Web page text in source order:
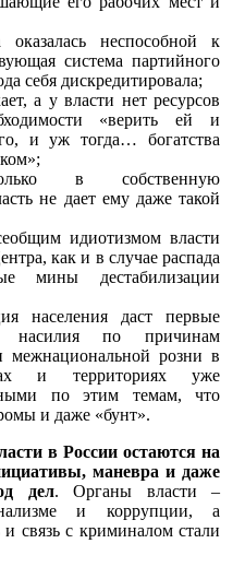
оказалась неспособной к
система партийного
себя дискредитировала;
а у власти нет ресурсов
«верить ей и
и уж тогда… богатства
в собственную
не дает ему даже такой
идиотизмом власти
как и в случае распада
мины дестабилизации
населения даст первые
насилия по причинам
межнациональной розни в
и территориях уже
по этим темам, что
и даже «бунт».
в России остаются на
маневра и даже
дел. Органы власти –
и коррупции, а
и связь с криминалом стали